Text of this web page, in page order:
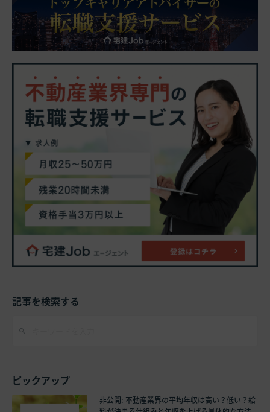
記事を検索する
ピックアップ
非公開: 不動産業界の平均年収は高い？低い？給